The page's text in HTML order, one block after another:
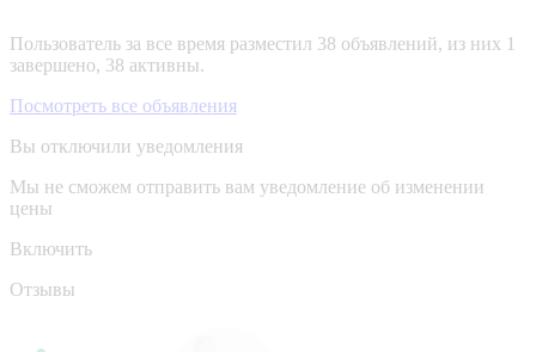
Пользователь за все время разместил 38 объявлений, из них 1
завершено, 38 активны.
Посмотреть все объявления
Вы отключили уведомления
Мы не сможем отправить вам уведомление об изменении
цены
Включить
Отзывы